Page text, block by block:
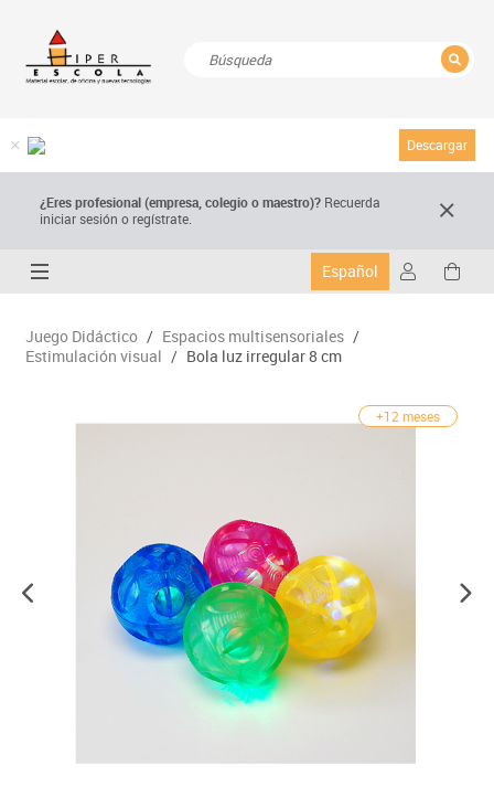
Descargar
¿Eres profesional (empresa, colegio o maestro)? Recuerda
iniciar sesión o regístrate.
Español
Juego Didáctico / Espacios multisensoriales /
Estimulación visual / Bola luz irregular 8 cm
+12 meses